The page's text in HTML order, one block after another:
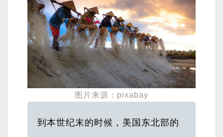
图片来源：pixabay
到本世纪末的时候，美国东北部的